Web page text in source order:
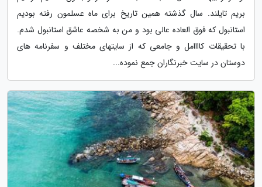
بریم تایلند. سال گذشته همین تاریخ برای ماه عسلمون رفته بودیم
استانبول که فوق العاده عالی بود و من به شخصه عاشق استانبول شدم.
با تحقیقات کاااامل و جامعی که از سایتهای مختلف و سفرنامه های
دوستان در سایت خبرنگاران جمع نموده...